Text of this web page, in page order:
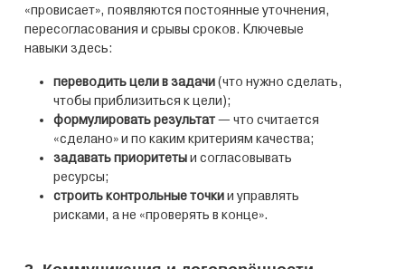
«провисает», появляются постоянные уточнения,
пересогласования и срывы сроков. Ключевые
навыки здесь:
переводить цели в задачи(что нужно сделать,
чтобы приблизиться к цели);
формулировать результат— что считается
«сделано» и по каким критериям качества;
задавать приоритетыи согласовывать
ресурсы;
строить контрольные точкии управлять
рисками, а не «проверять в конце».